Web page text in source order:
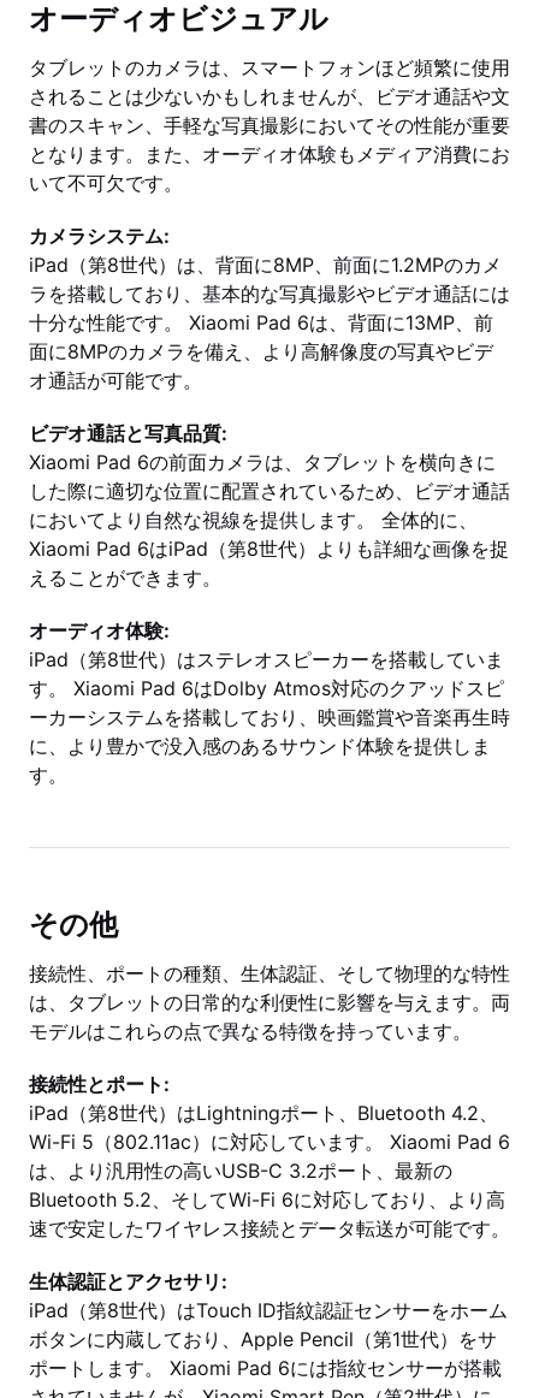
オーディオビジュアル
タブレットのカメラは、スマートフォンほど頻繁に使用
されることは少ないかもしれませんが、ビデオ通話や文
書のスキャン、手軽な写真撮影においてその性能が重要
となります。また、オーディオ体験もメディア消費にお
いて不可欠です。
カメラシステム:
iPad（第8世代）は、背面に8MP、前面に1.2MPのカメ
ラを搭載しており、基本的な写真撮影やビデオ通話には
十分な性能です。 Xiaomi Pad 6は、背面に13MP、前
面に8MPのカメラを備え、より高解像度の写真やビデ
オ通話が可能です。
ビデオ通話と写真品質:
Xiaomi Pad 6の前面カメラは、タブレットを横向きに
した際に適切な位置に配置されているため、ビデオ通話
においてより自然な視線を提供します。 全体的に、
Xiaomi Pad 6はiPad（第8世代）よりも詳細な画像を捉
えることができます。
オーディオ体験:
iPad（第8世代）はステレオスピーカーを搭載していま
す。 Xiaomi Pad 6はDolby Atmos対応のクアッドスピ
ーカーシステムを搭載しており、映画鑑賞や音楽再生時
に、より豊かで没入感のあるサウンド体験を提供しま
す。
その他
接続性、ポートの種類、生体認証、そして物理的な特性
は、タブレットの日常的な利便性に影響を与えます。両
モデルはこれらの点で異なる特徴を持っています。
接続性とポート:
iPad（第8世代）はLightningポート、Bluetooth 4.2、
Wi-Fi 5（802.11ac）に対応しています。 Xiaomi Pad 6
は、より汎用性の高いUSB-C 3.2ポート、最新の
Bluetooth 5.2、そしてWi-Fi 6に対応しており、より高
速で安定したワイヤレス接続とデータ転送が可能です。
生体認証とアクセサリ:
iPad（第8世代）はTouch ID指紋認証センサーをホーム
ボタンに内蔵しており、Apple Pencil（第1世代）をサ
ポートします。 Xiaomi Pad 6には指紋センサーが搭載